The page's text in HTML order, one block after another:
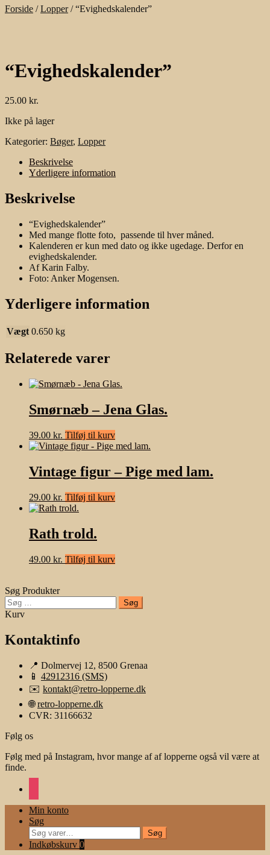
Forside /Lopper/“Evighedskalender”
“Evighedskalender”
25.00 kr.
Ikke på lager
Kategorier: Bøger, Lopper
Beskrivelse
Yderligere information
Beskrivelse
“Evighedskalender”
Med mange flotte foto, passende til hver måned.
Kalenderen er kun med dato og ikke ugedage. Derfor en
evighedskalender.
Af Karin Falby.
Foto: Anker Mogensen.
Yderligere information
Vægt 0.650 kg
Relaterede varer
Smørnæb – Jena Glas.
39.00 kr. Tilføj til kurv
Vintage figur – Pige med lam.
29.00 kr. Tilføj til kurv
Rath trold.
49.00 kr. Tilføj til kurv
Søg Produkter
Søg
efter:
Kurv
Kontaktinfo
📍 Dolmervej 12, 8500 Grenaa
📱 42912316 (SMS)
✉️ kontakt@retro-lopperne.dk
🌐retro-lopperne.dk
CVR: 31166632
Følg os
Følg med på Instagram, hvor mange af af lopperne også vil være at
finde.
Min konto
Søg
Søg
efter:
Søg
Indkøbskurv 0